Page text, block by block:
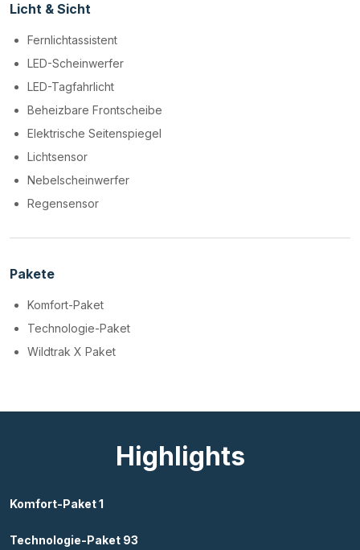
Licht & Sicht
Fernlichtassistent
LED-Scheinwerfer
LED-Tagfahrlicht
Beheizbare Frontscheibe
Elektrische Seitenspiegel
Lichtsensor
Nebelscheinwerfer
Regensensor
Pakete
Komfort-Paket
Technologie-Paket
Wildtrak X Paket
Highlights
Komfort-Paket 1
Technologie-Paket 93